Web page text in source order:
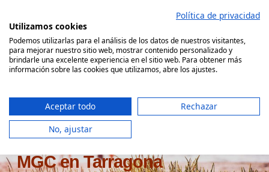
contenido
Comparador Seguro Decesos
Oficinas seguros de decesos
MGC en Tarragona
Política de privacidad
Utilizamos cookies
Podemos utilizarlas para el análisis de los datos de nuestros visitantes,
para mejorar nuestro sitio web, mostrar contenido personalizado y
brindarle una excelente experiencia en el sitio web. Para obtener más
información sobre las cookies que utilizamos, abre los ajustes.
Aceptar todo
Rechazar
No, ajustar